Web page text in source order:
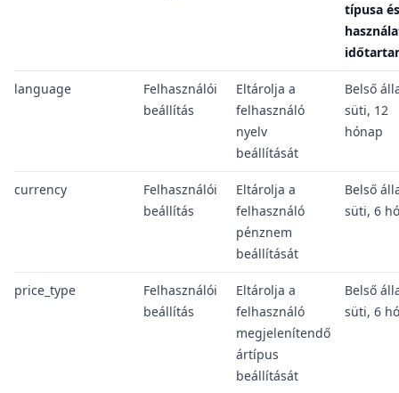
típusa és
language
Felhasználói
beállítás
Eltárolja a
felhasználó
nyelv
beállítását
Belső
süti, 12
hónap
currency
Felhasználói
beállítás
Eltárolja a
felhasználó
pénznem
beállítását
Belső
süti, 6
price_type
Felhasználói
beállítás
Eltárolja a
felhasználó
megjelenítendő
ártípus
beállítását
Belső
süti, 6